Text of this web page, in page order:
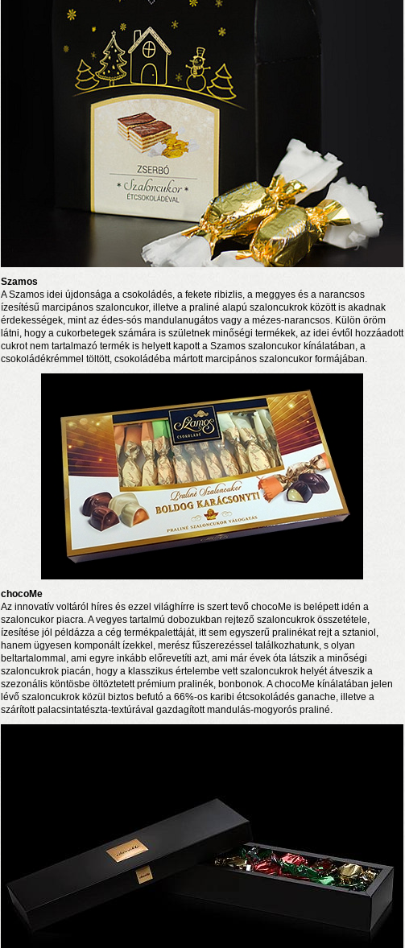
Szamos
A Szamos idei újdonsága a csokoládés, a fekete ribizlis, a meggyes és a narancsos
ízesítésű marcipános szaloncukor, illetve a praliné alapú szaloncukrok között is akadnak
érdekességek, mint az édes-sós mandulanugátos vagy a mézes-narancsos. Külön öröm
látni, hogy a cukorbetegek számára is születnek minőségi termékek, az idei évtől hozzáadott
cukrot nem tartalmazó termék is helyett kapott a Szamos szaloncukor kínálatában, a
csokoládékrémmel töltött, csokoládéba mártott marcipános szaloncukor formájában.
chocoMe
Az innovatív voltáról híres és ezzel világhírre is szert tevő chocoMe is belépett idén a
szaloncukor piacra. A vegyes tartalmú dobozukban rejtező szaloncukrok összetétele,
ízesítése jól példázza a cég termékpalettáját, itt sem egyszerű pralinékat rejt a sztaniol,
hanem ügyesen komponált ízekkel, merész fűszerezéssel találkozhatunk, s olyan
beltartalommal, ami egyre inkább előrevetíti azt, ami már évek óta látszik a minőségi
szaloncukrok piacán, hogy a klasszikus értelembe vett szaloncukrok helyét átveszik a
szezonális köntösbe öltöztetett prémium pralinék, bonbonok. A chocoMe kínálatában jelen
lévő szaloncukrok közül biztos befutó a 66%-os karibi étcsokoládés ganache, illetve a
szárított palacsintatészta-textúrával gazdagított mandulás-mogyorós praliné.